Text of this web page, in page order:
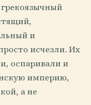
и
исчезли. Их
оспаривали и
империю,
а не